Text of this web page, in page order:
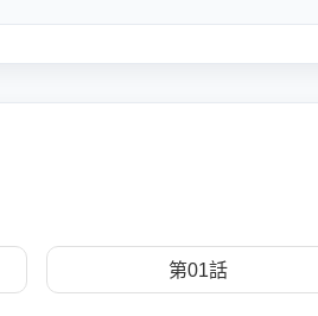
第01話